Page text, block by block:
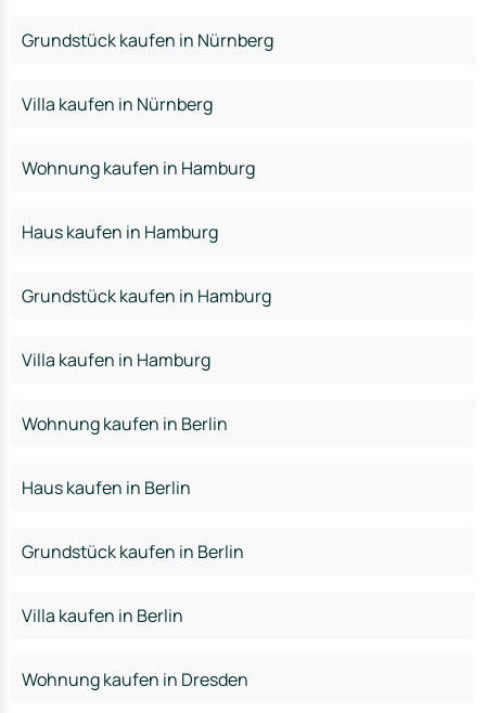
Grundstück kaufen in Nürnberg
Villa kaufen in Nürnberg
Wohnung kaufen in Hamburg
Haus kaufen in Hamburg
Grundstück kaufen in Hamburg
Villa kaufen in Hamburg
Wohnung kaufen in Berlin
Haus kaufen in Berlin
Grundstück kaufen in Berlin
Villa kaufen in Berlin
Wohnung kaufen in Dresden